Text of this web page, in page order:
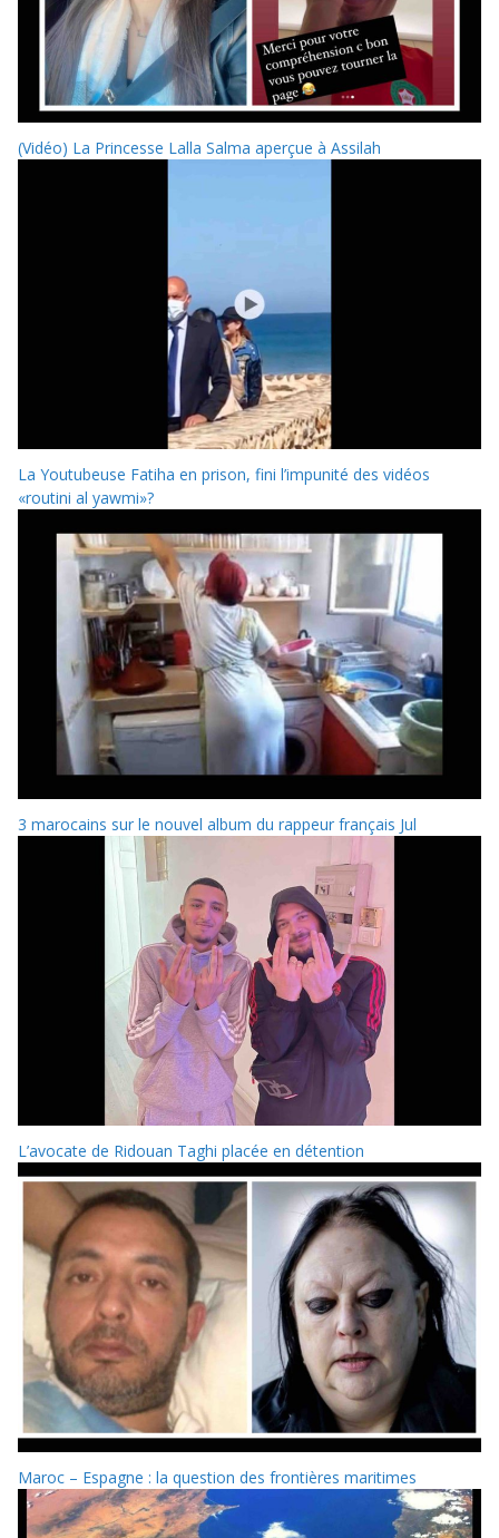
(Vidéo) La Princesse Lalla Salma aperçue à Assilah
La Youtubeuse Fatiha en prison, fini l’impunité des vidéos
«routini al yawmi»?
3 marocains sur le nouvel album du rappeur français Jul
L’avocate de Ridouan Taghi placée en détention
Maroc – Espagne : la question des frontières maritimes